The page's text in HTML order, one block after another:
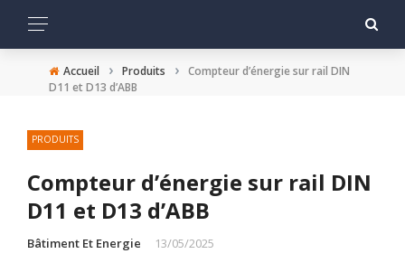
Accueil › Produits › Compteur d’énergie sur rail DIN
D11 et D13 d’ABB
PRODUITS
Compteur d’énergie sur rail DIN
D11 et D13 d’ABB
Bâtiment Et Energie 13/05/2025